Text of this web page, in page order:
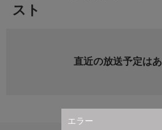
エラー
スト
直近の放送予定は